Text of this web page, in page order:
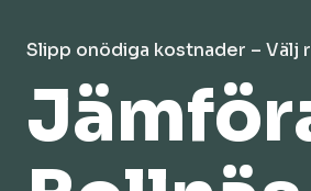
Slipp onödiga kostnader –